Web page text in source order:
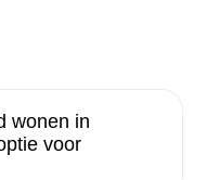
wonen in
voor